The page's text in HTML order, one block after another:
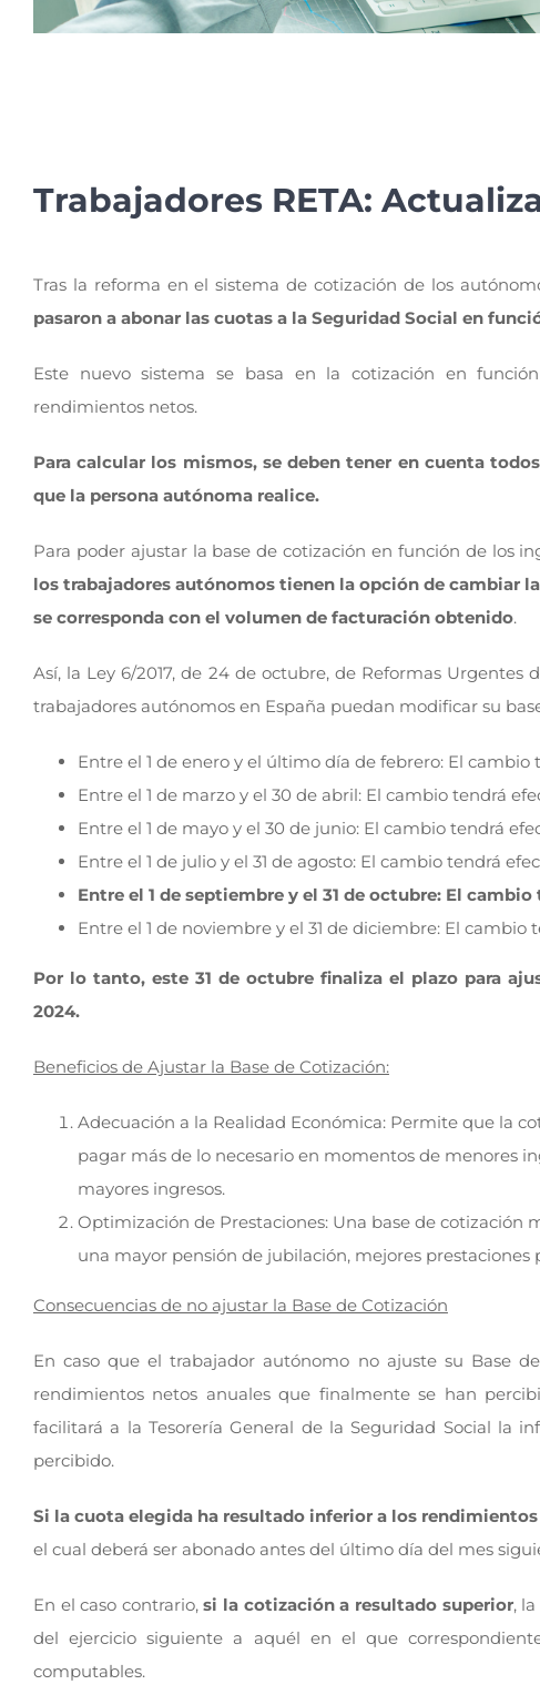
Trabajadores RETA:
Tras la reforma en el sistema de cotización de los
pasaron a abonar las cuotas a la Seguridad Social en
Este nuevo sistema se basa en la cotización en
rendimientos netos.
Para calcular los mismos, se deben tener en cuenta
que la persona autónoma realice.
Para poder ajustar la base de cotización en función de los
los trabajadores autónomos tienen la opción de cambiar
se corresponda con el volumen de facturación obtenido.
Así, la Ley 6/2017, de 24 de octubre, de Reformas
trabajadores autónomos en España puedan modificar su
Entre el 1 de enero y el último día de febrero: El
Entre el 1 de marzo y el 30 de abril: El cambio tendrá
Entre el 1 de mayo y el 30 de junio: El cambio tendrá
Entre el 1 de julio y el 31 de agosto: El cambio tendrá
Entre el 1 de septiembre y el 31 de octubre: El
Entre el 1 de noviembre y el 31 de diciembre: El
Por lo tanto, este 31 de octubre finaliza el plazo para
2024.
Beneficios de Ajustar la Base de Cotización:
Adecuación a la Realidad Económica: Permite que la
pagar más de lo necesario en momentos de menores
mayores ingresos.
Optimización de Prestaciones: Una base de cotización
una mayor pensión de jubilación, mejores
Consecuencias de no ajustar la Base de Cotización
En caso que el trabajador autónomo no ajuste su Base
rendimientos netos anuales que finalmente se han
facilitará a la Tesorería General de la Seguridad Social la
percibido.
Si la cuota elegida ha resultado inferior a los
el cual deberá ser abonado antes del último día del mes
En el caso contrario,si la cotización a resultado superior,
del ejercicio siguiente a aquél en el que
computables.